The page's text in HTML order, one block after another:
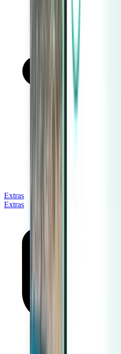
Extras
Extras